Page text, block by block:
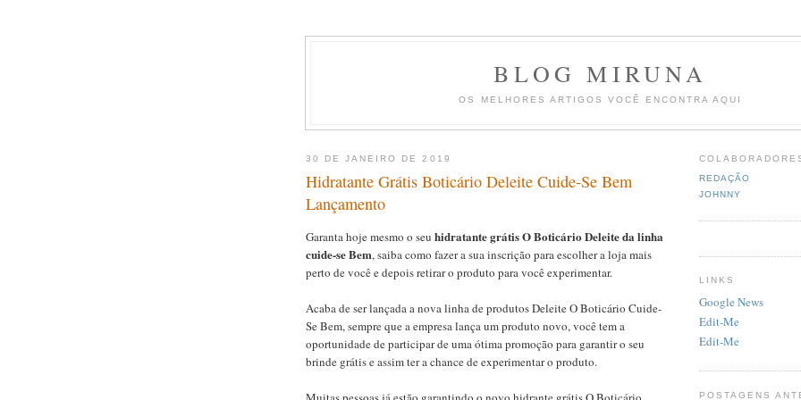
BLOG MIRUNA
OS MELHORES ARTIGOS VOCÊ ENCONTRA AQUI
30 DE JANEIRO DE 2019
Hidratante Grátis Boticário Deleite Cuide-Se Bem
Lançamento
Garanta hoje mesmo o seu hidratante grátis O Boticário Deleite da linha
cuide-se Bem, saiba como fazer a sua inscrição para escolher a loja mais
perto de você e depois retirar o produto para você experimentar.
Acaba de ser lançada a nova linha de produtos Deleite O Boticário Cuide-
Se Bem, sempre que a empresa lança um produto novo, você tem a
oportunidade de participar de uma ótima promoção para garantir o seu
brinde grátis e assim ter a chance de experimentar o produto.
REDAÇÃO
JOHNNY
LINKS
Google News
Edit-Me
Edit-Me
POSTAGENS